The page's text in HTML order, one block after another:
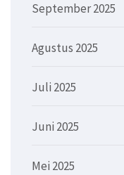
September 2025
Agustus 2025
Juli 2025
Juni 2025
Mei 2025